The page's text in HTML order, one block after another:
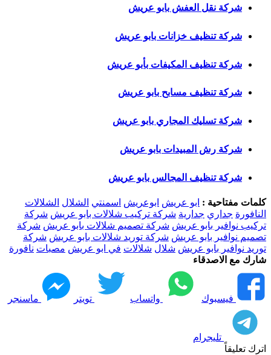
شركة نقل العفش بابو عريش
شركة تنظيف خزانات بابو عريش
شركة تنظيف المكيفات بأبو عريش
شركة تنظيف مسابح بابو عريش
شركة تسليك المجاري بابو عريش
شركة رش المبيدات بابو عريش
شركة تنظيف المجالس بابو عريش
كلمات مفتاحية : ابو عريش ابوعريش اسمنتي الشلال الشلالات
النافورة جداري جدارية شركة تركيب شلالات بابو عريش شركة
تركيب نوافير بابو عريش شركة تصميم شلالات بابو عريش شركة
تصميم نوافير بابو عريش شركة توريد شلالات بابو عريش شركة
توريد نوافير بابو عريش شلال شلالات في ابو عريش مصبات نافورة
شارك مع الاصدقاء
فيسبوك واتساب تويتر ماسنجر
تليجرام
اترك تعليقاً